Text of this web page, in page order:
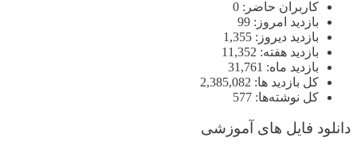
کاربران حاضر: 0
بازدید امروز: 99
بازدید دیروز: 1,355
بازدید هفته: 11,352
بازدید ماه: 31,761
کل بازدید ها: 2,385,082
کل نوشته‌ها: 577
دانلود فایل های آموزشی